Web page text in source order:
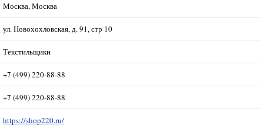
Москва, Москва
ул. Новохохловская, д. 91, стр 10
Текстильщики
+7 (499) 220-88-88
+7 (499) 220-88-88
https://shop220.ru/